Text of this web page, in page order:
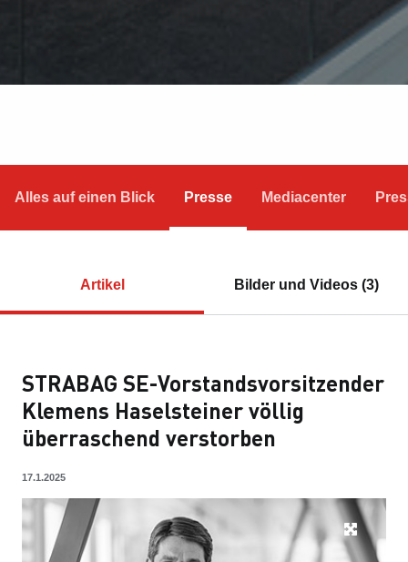
Alles auf einen Blick Presse Mediacenter
Artikel Bilder und Videos (3)
STRABAG SE-Vorstandsvorsitzender
Klemens Haselsteiner völlig
überraschend verstorben
17.1.2025